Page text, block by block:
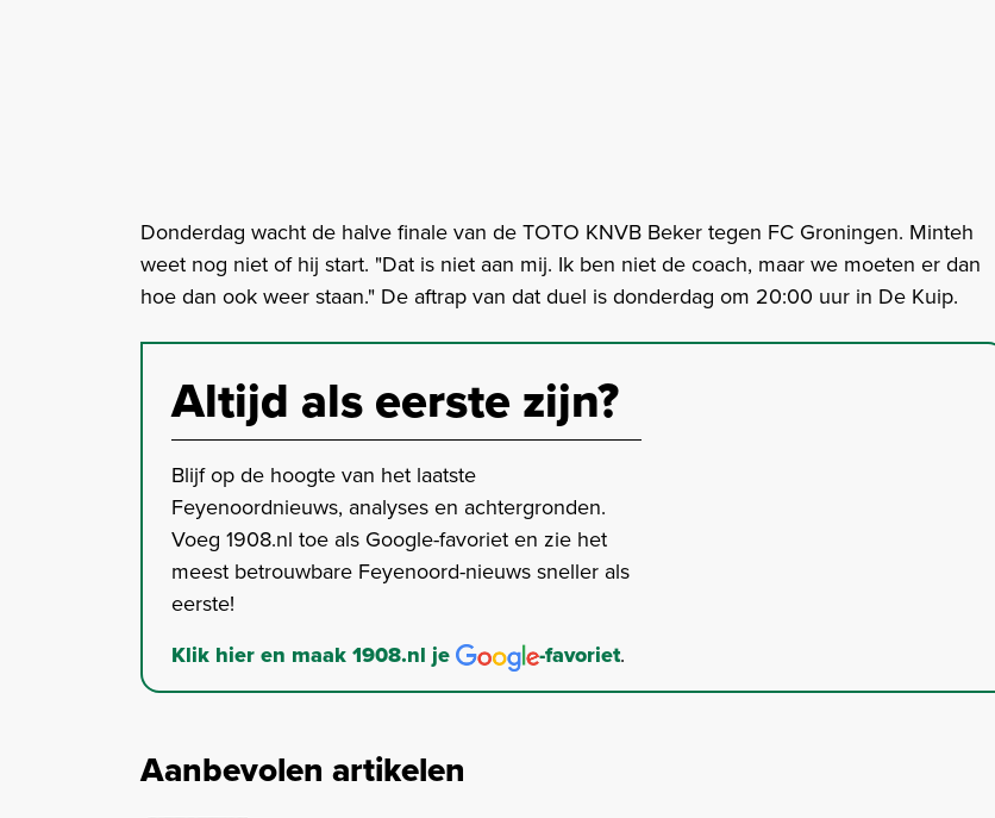
Donderdag wacht de halve finale van de TOTO KNVB Beker tegen FC Groningen. Minteh
weet nog niet of hij start. "Dat is niet aan mij. Ik ben niet de coach, maar we moeten er dan
hoe dan ook weer staan." De aftrap van dat duel is donderdag om 20:00 uur in De Kuip.
Altijd als eerste zijn?
Blijf op de hoogte van het laatste
Feyenoordnieuws, analyses en achtergronden.
Voeg 1908.nl toe als Google-favoriet en zie het
meest betrouwbare Feyenoord-nieuws sneller als
eerste!
Klik hier en maak 1908.nl je
-favoriet.
Aanbevolen artikelen